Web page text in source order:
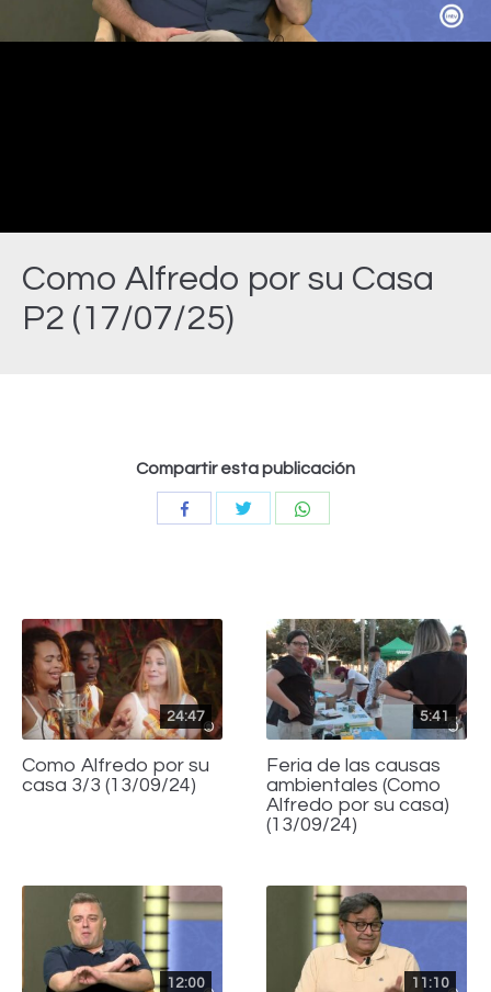
Como Alfredo por su Casa
P2 (17/07/25)
Video
Compartir esta publicación
CompartirCompartir
24:47
Como Alfredo por su
casa 3/3 (13/09/24)
5:41
Feria de las causas
ambientales (Como
Alfredo por su casa)
(13/09/24)
12:00 11:10